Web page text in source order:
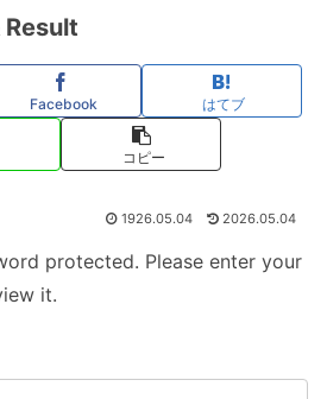
Result
Facebook はてブ
コピー
1926.05.04 2026.05.04
protected. Please enter your
it.